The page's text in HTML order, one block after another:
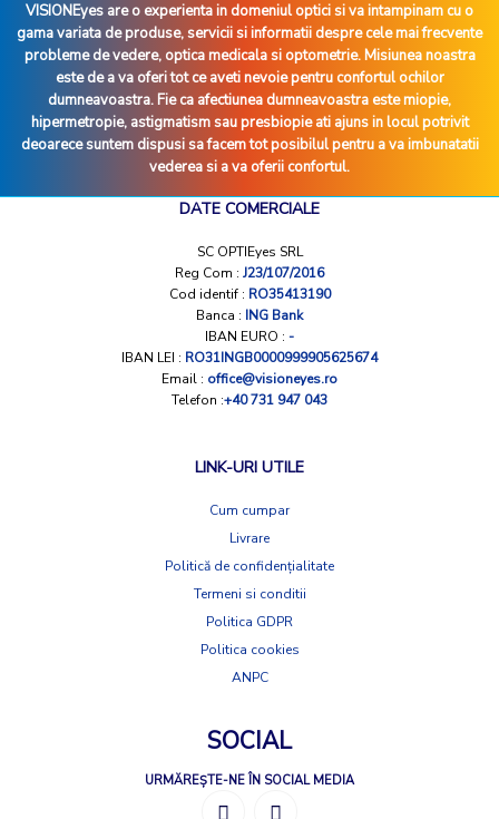
VISIONEyes are o experienta in domeniul optici si va intampinam cu o
gama variata de produse, servicii si informatii despre cele mai frecvente
probleme de vedere, optica medicala si optometrie. Misiunea noastra
este de a va oferi tot ce aveti nevoie pentru confortul ochilor
dumneavoastra. Fie ca afectiunea dumneavoastra este miopie,
hipermetropie, astigmatism sau presbiopie ati ajuns in locul potrivit
deoarece suntem dispusi sa facem tot posibilul pentru a va imbunatatii
vederea si a va oferii confortul.
DATE COMERCIALE
SC OPTIEyes SRL
Reg Com : J23/107/2016
Cod identif : RO35413190
Banca : ING Bank
IBAN EURO : -
IBAN LEI : RO31INGB0000999905625674
Email : office@visioneyes.ro
Telefon :+40 731 947 043
LINK-URI UTILE
Cum cumpar
Livrare
Politică de confidențialitate
Termeni si conditii
Politica GDPR
Politica cookies
ANPC
SOCIAL
URMĂREȘTE-NE ÎN SOCIAL MEDIA